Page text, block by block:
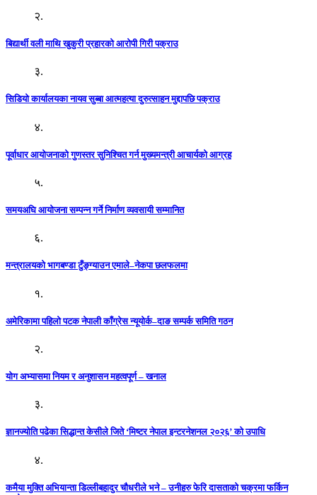
२.
बिद्यार्थी वली माथि खुकुरी प्रहारको आरोपी गिरी पक्राउ
३.
सिडियो कार्यालयका नायव सुब्बा आत्महत्या दुरुत्साहन मुद्दापछि पक्राउ
४.
पूर्वाधार आयोजनाको गुणस्तर सुनिश्चित गर्न मुख्यमन्त्री आचार्यको आग्रह
५.
समयअघि आयोजना सम्पन्न गर्ने निर्माण व्यवसायी सम्मानित
६.
मन्त्रालयको भागबण्डा टुँङ्ग्याउन एमाले–नेकपा छलफलमा
१.
अमेरिकामा पहिलो पटक नेपाली काँग्रेस न्यूयोर्क–दाङ सम्पर्क समिति गठन
२.
योग अभ्यासमा नियम र अनुशासन महत्वपूर्ण – खनाल
३.
ज्ञानज्योति पढेका सिद्धान्त केसीले जिते ‘मिष्टर नेपाल इन्टरनेशनल २०२६’ को उपाधि
४.
कमैया मुक्ति अभियान्ता डिल्लीबहादुर चौधरीले भने – उनीहरु फेरि दासताको चक्रमा फर्किन